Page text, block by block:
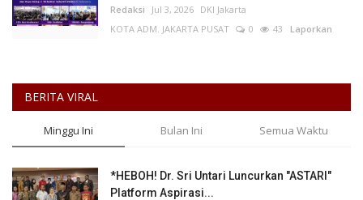
Redaksi Jul 3, 2026 DKI Jakarta
KOTA ADM. JAKARTA PUSAT
0 43 Laporkan
BERITA VIRAL
Minggu Ini Bulan Ini Semua Waktu
*HEBOH! Dr. Sri Untari Luncurkan "ASTARI"
Platform Aspirasi...